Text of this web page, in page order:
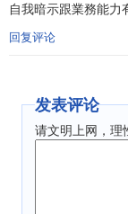
5.每次重复都会
7.不断地重复一
反面信念)。
自我暗示跟業務能力
回复评论
发表评论
请文明上网，理